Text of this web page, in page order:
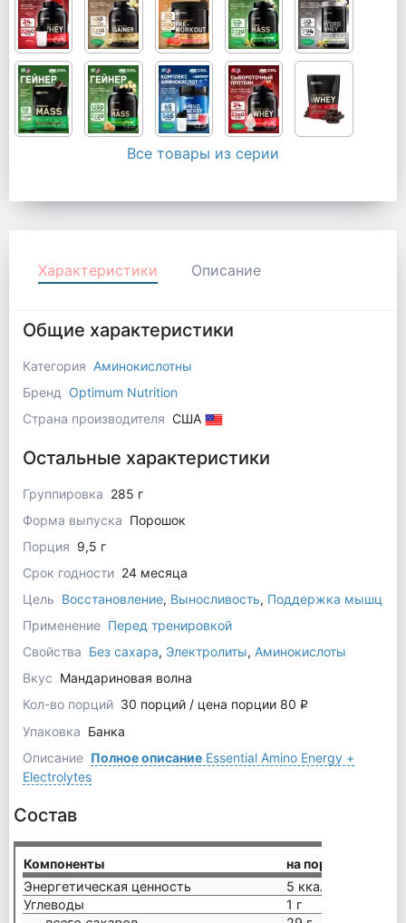
Все товары из серии
Характеристики Описание
Общие характеристики
Категория Аминокислотны
Бренд
Optimum Nutrition
Страна производителя США
Остальные характеристики
Группировка 285 г
Форма выпуска Порошок
Порция 9,5 г
Срок годности 24 месяца
Цель Восстановление, Выносливость, Поддержка мышц
Применение Перед тренировкой
Свойства Без сахара, Электролиты, Аминокислоты
Вкус Мандариновая волна
Кол-во порций 30 порций / цена порции 80 q
Упаковка Банка
Описание Полное описаниеEssential Amino Energy +
Electrolytes
Состав
Компоненты
на порцию (9,5 г)
Энергетическая ценность
5 ккал
Углеводы
1 г